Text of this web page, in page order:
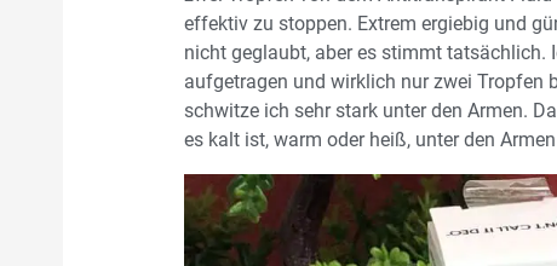
effektiv zu stoppen. Extrem ergiebig und
nicht geglaubt, aber es stimmt tatsächlich.
aufgetragen und wirklich nur zwei Tropfen
schwitze ich sehr stark unter den Armen.
es kalt ist, warm oder heiß, unter den